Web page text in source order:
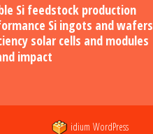
Si feedstock production
Si ingots and wafers
solar cells and modules
impact
idium WordPress